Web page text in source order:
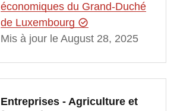
économiques du Grand-Duché
de Luxembourg
Mis à jour le August 28, 2025
Entreprises - Agriculture et